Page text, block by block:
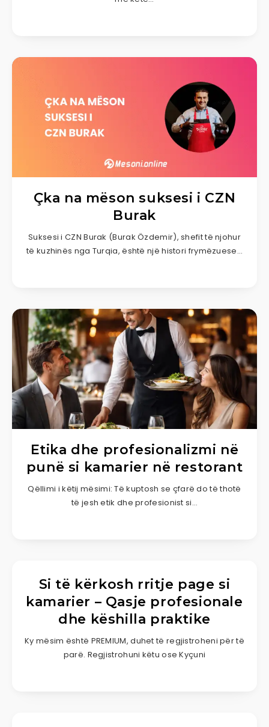
Çka na mëson suksesi i CZN
Burak
Suksesi i CZN Burak (Burak Özdemir), shefit të njohur
të kuzhinës nga Turqia, është një histori frymëzuese…
Etika dhe profesionalizmi në
punë si kamarier në restorant
Qëllimi i këtij mësimi: Të kuptosh se çfarë do të thotë
të jesh etik dhe profesionist si…
Si të kërkosh rritje page si
kamarier – Qasje profesionale
dhe këshilla praktike
Ky mësim është PREMIUM, duhet të regjistroheni për të
parë. Regjistrohuni këtu ose Kyçuni